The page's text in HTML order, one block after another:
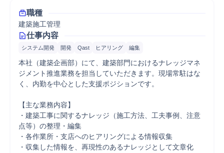
職種
建築施工管理
仕事内容
システム開発 開発 Qast ヒアリング 編集
本社（建築企画部）にて、建築部門におけるナレッジマネ
ジメント推進業務を担当していただきます。現場常駐はな
く、内勤を中心とした支援ポジションです。
【主な業務内容】
・建築工事に関するナレッジ（施工方法、工夫事例、注意
点等）の整理・編集
・各作業所・支店へのヒアリングによる情報収集
・収集した情報を、再現性のあるナレッジとして文章化